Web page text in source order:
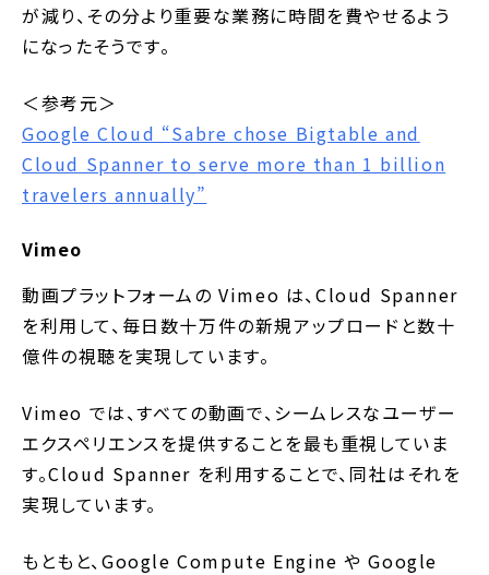
が減り、その分より重要な業務に時間を費やせるよう
になったそうです。
＜参考元＞
Google Cloud “Sabre chose Bigtable and
Cloud Spanner to serve more than 1 billion
travelers annually”
Vimeo
動画プラットフォームの Vimeo は、Cloud Spanner
を利用して、毎日数十万件の新規アップロードと数十
億件の視聴を実現しています。
Vimeo では、すべての動画で、シームレスなユーザー
エクスペリエンスを提供することを最も重視していま
す。Cloud Spanner を利用することで、同社はそれを
実現しています。
もともと、Google Compute Engine や Google